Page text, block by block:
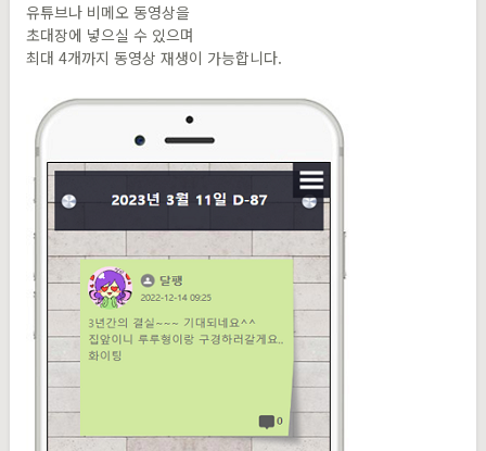
유튜브나 비메오 동영상을
초대장에 넣으실 수 있으며
최대 4개까지 동영상 재생이 가능합니다.